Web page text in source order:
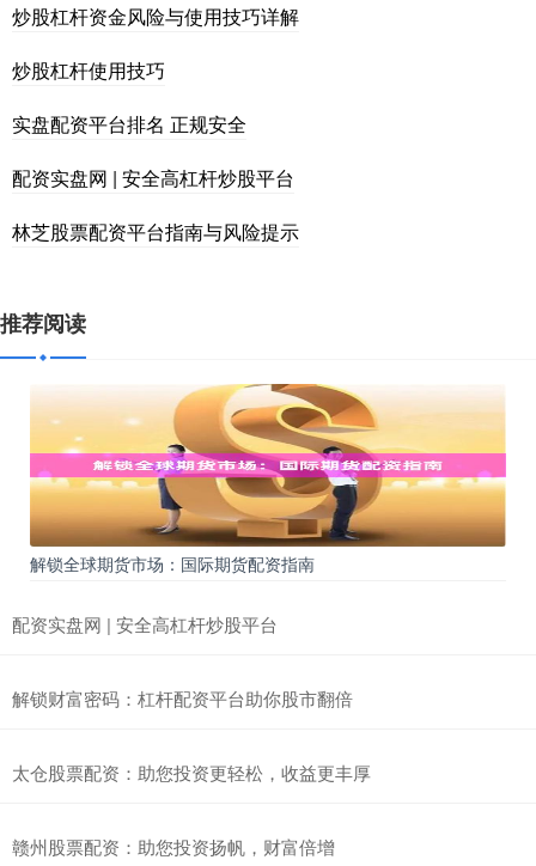
炒股杠杆资金风险与使用技巧详解
炒股杠杆使用技巧
实盘配资平台排名 正规安全
配资实盘网 | 安全高杠杆炒股平台
林芝股票配资平台指南与风险提示
推荐阅读
解锁全球期货市场：国际期货配资指南
配资实盘网 | 安全高杠杆炒股平台
解锁财富密码：杠杆配资平台助你股市翻倍
太仓股票配资：助您投资更轻松，收益更丰厚
赣州股票配资：助您投资扬帆，财富倍增